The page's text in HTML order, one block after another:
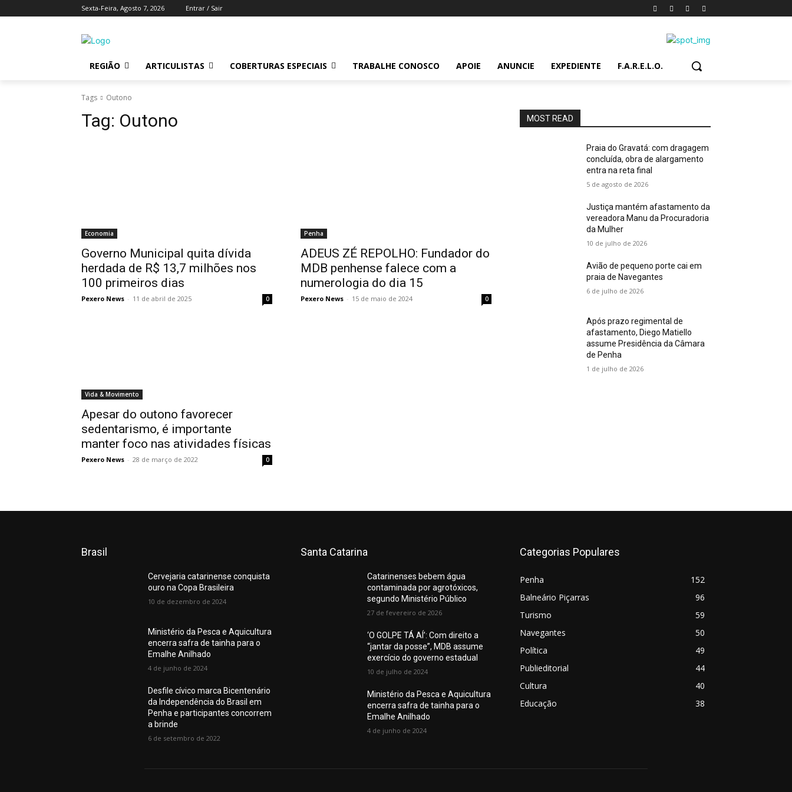
Sexta-Feira, Agosto 7, 2026 Entrar / Sair
REGIÃO ARTICULISTAS COBERTURAS ESPECIAIS TRABALHE CONOSCO APOIE ANUNCIE EXPEDIENTE F.A.R.E.L.O.
Tags Outono
Tag: Outono
Economia
Governo Municipal quita dívida
herdada de R$ 13,7 milhões nos
100 primeiros dias
Pexero News - 11 de abril de 2025 0
Penha
ADEUS ZÉ REPOLHO: Fundador do
MDB penhense falece com a
numerologia do dia 15
Pexero News - 15 de maio de 2024 0
Vida & Movimento
Apesar do outono favorecer
sedentarismo, é importante
manter foco nas atividades físicas
Pexero News - 28 de março de 2022 0
MOST READ
Praia do Gravatá: com dragagem
concluída, obra de alargamento
entra na reta final
5 de agosto de 2026
Justiça mantém afastamento da
vereadora Manu da Procuradoria
da Mulher
10 de julho de 2026
Avião de pequeno porte cai em
praia de Navegantes
6 de julho de 2026
Após prazo regimental de
afastamento, Diego Matiello
assume Presidência da Câmara
de Penha
1 de julho de 2026
Brasil
Cervejaria catarinense conquista
ouro na Copa Brasileira
10 de dezembro de 2024
Ministério da Pesca e Aquicultura
encerra safra de tainha para o
Emalhe Anilhado
4 de junho de 2024
Desfile cívico marca Bicentenário
da Independência do Brasil em
Penha e participantes concorrem
a brinde
6 de setembro de 2022
Santa Catarina
Catarinenses bebem água
contaminada por agrotóxicos,
segundo Ministério Público
27 de fevereiro de 2026
‘O GOLPE TÁ AÍ’: Com direito a
“jantar da posse”, MDB assume
exercício do governo estadual
10 de julho de 2024
Ministério da Pesca e Aquicultura
encerra safra de tainha para o
Emalhe Anilhado
4 de junho de 2024
Categorias Populares
Penha
152
Balneário Piçarras
96
Turismo
59
Navegantes
50
Política
49
Publieditorial
44
Cultura
40
Educação
38